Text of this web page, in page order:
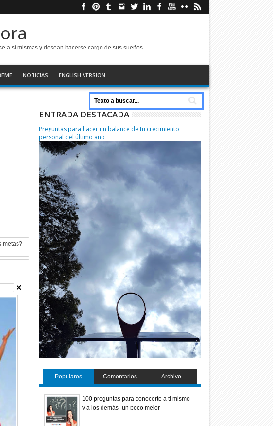
a sí mismas y desean hacerse cargo de sus sueños.
NOTICIAS ENGLISH VERSION
metas?
ENTRADA DESTACADA
Preguntas para hacer un balance de tu crecimiento
personal del último año
Populares Comentarios Archivo
100 preguntas para conocerte a ti mismo -
y a los demás- un poco mejor